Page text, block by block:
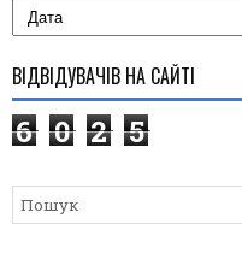
ВІДВІДУВАЧІВ НА САЙТІ
6 0 2 5